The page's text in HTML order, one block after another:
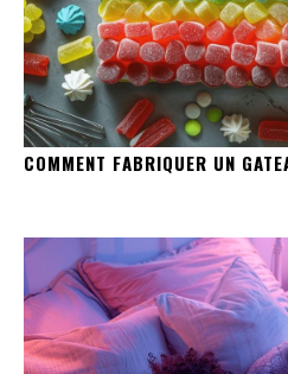
COMMENT FABRIQUER UN